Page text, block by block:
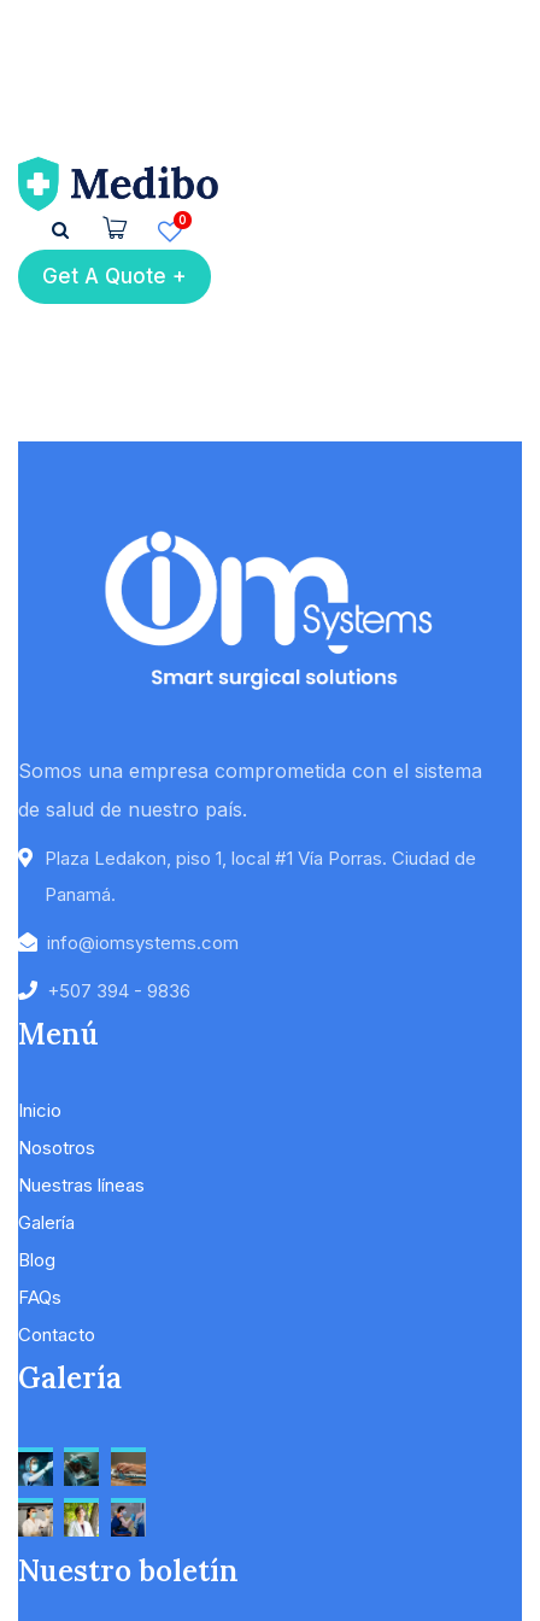
0
Get A Quote +
Somos una empresa comprometida con el sistema
de salud de nuestro país.
Plaza Ledakon, piso 1, local #1 Vía Porras. Ciudad de
Panamá.
info@iomsystems.com
+507 394 - 9836
Menú
Inicio
Nosotros
Nuestras líneas
Galería
Blog
FAQs
Contacto
Galería
Nuestro boletín